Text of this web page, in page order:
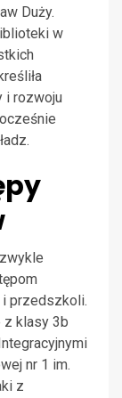
Duży.
w
i rozwoju
i przedszkoli.
z klasy 3b
nr 1 im.
z